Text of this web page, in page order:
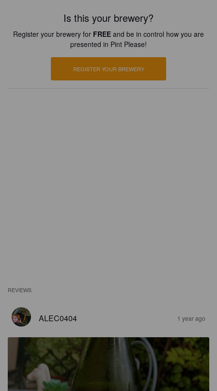
Is this your brewery?
Register your brewery for FREE and be in control how you are
presented in Pint Please!
REGISTER YOUR BREWERY
REVIEWS
ALEC0404 1 year ago